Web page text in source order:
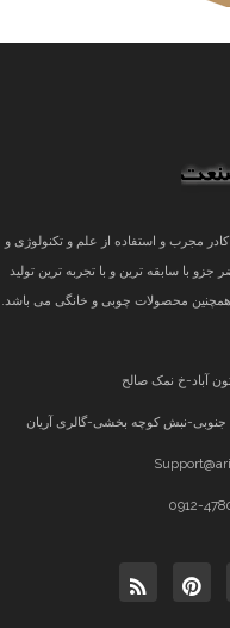
سال 1376 با بهره گیری از کادر مجرب و استفاده از علم و تکنولوژی و
با سابقه ترین و با تجربه ترین تولید
همچنین محصولات چوبی و خانگی می باشد.
آباد-خ نمک صالح
جنوبی-نبش کوچه بخشی-گالری آریان
0912-